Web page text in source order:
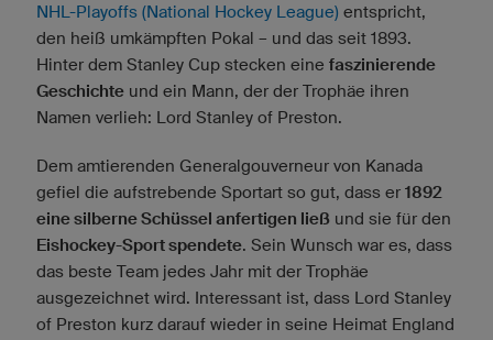
NHL-Playoffs (National Hockey League) entspricht,
den heiß umkämpften Pokal – und das seit 1893.
Hinter dem Stanley Cup stecken eine faszinierende
Geschichte und ein Mann, der der Trophäe ihren
Namen verlieh: Lord Stanley of Preston.
Dem amtierenden Generalgouverneur von Kanada
gefiel die aufstrebende Sportart so gut, dass er 1892
eine silberne Schüssel anfertigen ließ und sie für den
Eishockey-Sport spendete. Sein Wunsch war es, dass
das beste Team jedes Jahr mit der Trophäe
ausgezeichnet wird. Interessant ist, dass Lord Stanley
of Preston kurz darauf wieder in seine Heimat England